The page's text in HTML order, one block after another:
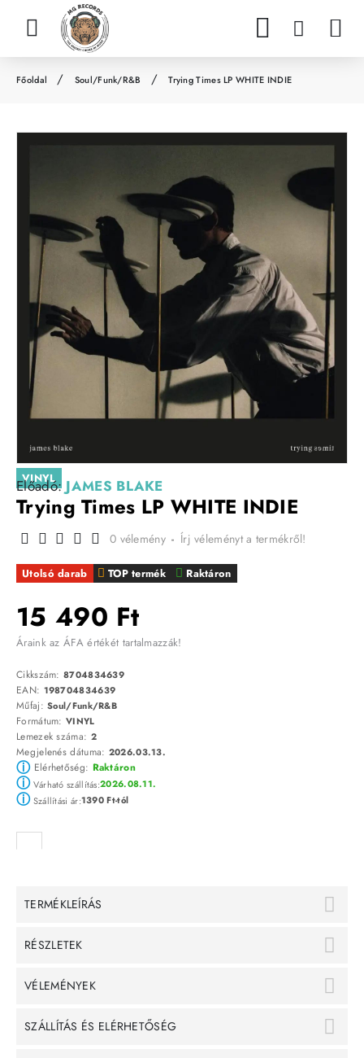
Soul/Funk/R&B Trying Times LP WHITE INDIE
VINYL
Előadó: JAMES BLAKE
Trying Times LP WHITE INDIE
TOP termék Raktáron
Utolsó darab
0 vélemény - Írj véleményt a termékről!
15 490 Ft
Áraink az ÁFA értékét tartalmazzák!
Cikkszám: 8704834639
EAN: 198704834639
Műfaj:Soul/Funk/R&B
Formátum: VINYL
Lemezek száma: 2
Megjelenés dátuma: 2026.03.13.
ⓘElérhetőség: Raktáron
ⓘVárható szállítás:2026.08.11.
ⓘSzállítási ár:1390 Ft-tól
TERMÉKLEÍRÁS
RÉSZLETEK
VÉLEMÉNYEK
SZÁLLÍTÁS ÉS ELÉRHETŐSÉG